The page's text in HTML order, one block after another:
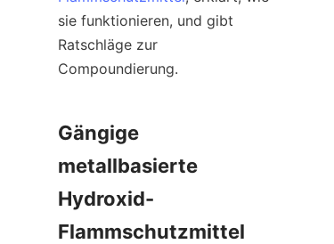
sie funktionieren, und gibt
Ratschläge zur
Compoundierung.
Gängige
metallbasierte
Hydroxid-
Flammschutzmittel